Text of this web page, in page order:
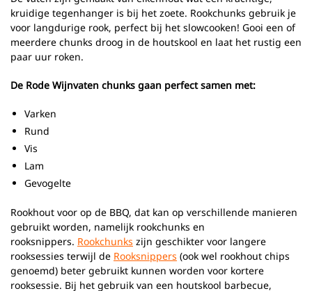
kruidige tegenhanger is bij het zoete. Rookchunks gebruik je
voor langdurige rook, perfect bij het slowcooken! Gooi een of
meerdere chunks droog in de houtskool en laat het rustig een
paar uur roken.
De Rode Wijnvaten chunks gaan perfect samen met:
Varken
Rund
Vis
Lam
Gevogelte
Rookhout voor op de BBQ, dat kan op verschillende manieren
gebruikt worden, namelijk rookchunks en
rooksnippers. Rookchunks zijn geschikter voor langere
rooksessies terwijl de Rooksnippers (ook wel rookhout chips
genoemd) beter gebruikt kunnen worden voor kortere
rooksessie. Bij het gebruik van een houtskool barbecue,